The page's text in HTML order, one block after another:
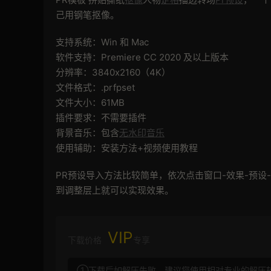
己用钢笔抠像。
支持系统：Win 和 Mac
软件支持：Premiere CC 2020 及以上版本
分辨率：3840x2160（4K）
文件格式：.prfpset
文件大小：61MB
插件要求：不需要插件
背景音乐：包含无水印音乐
使用辅助：安装方法+视频使用教程
PR预设导入方法比较简单，依次点击窗口-效果-预
到调整层上就可以实现效果。
VIP